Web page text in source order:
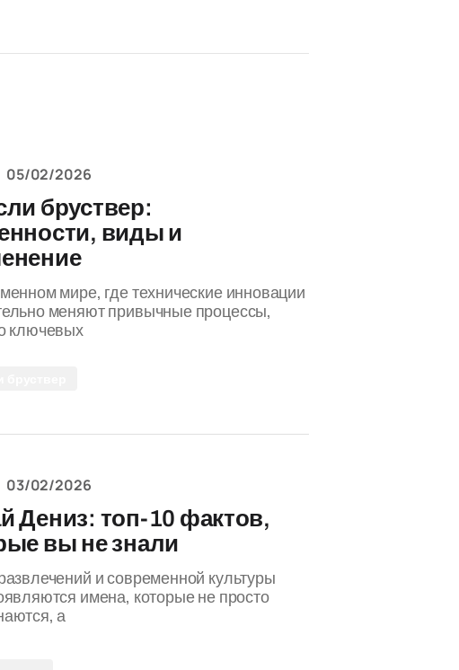
05/02/2026
бруствер:
виды и
мире, где технические инновации
меняют привычные процессы,
ключевых
03/02/2026
Дениз: топ-10 фактов,
вы не знали
и современной культуры
имена, которые не просто
а